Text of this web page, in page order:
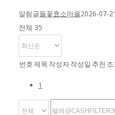
알림글들꽃효소마을2026-07-
전체 35
번호제목 작성자작성일 추천 조
1